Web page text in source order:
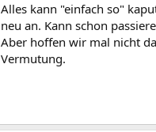
Alles kann "einfach so"
neu an. Kann schon
Aber hoffen wir mal nicht
Vermutung.